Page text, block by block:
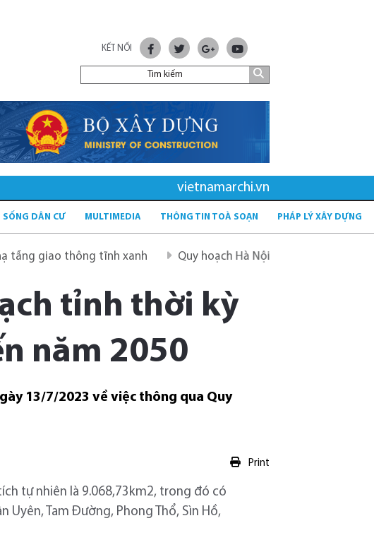
KẾT NỐI
vietnamarchi.vn
SỐNG DÂN CƯ MULTIMEDIA THÔNG TIN TOÀ SOẠN PHÁP LÝ XÂY DỰNG
thông tĩnh xanh Quy hoạch Hà Nội tầm nhìn 100 năm
tỉnh thời kỳ
năm 2050
13/7/2023 về việc thông qua Quy
Print
tự nhiên là 9.068,73km2, trong đó có
Uyên, Tam Đường, Phong Thổ, Sìn Hồ,